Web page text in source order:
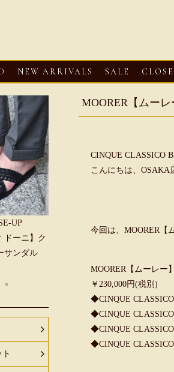
NEW ARRIVALS SALE
MOORER【ムー
CINQUE CLASSICO
こんにちは、OSAKA
今回は、MOORER【
MOORER【ムーレー
￥230,000円(税別)
◆CINQUE
◆CINQUE
◆CINQUE
◆CINQUE
UP
ドーニ】ク
サンダル